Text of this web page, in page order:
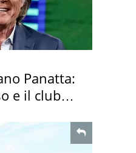
Panatta:
e il club